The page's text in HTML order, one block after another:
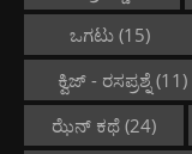
ಒಗಟು(15)
ಕ್ವಿಜ್ - ರಸಪ್ರಶ್ನೆ (11)
ಝೆನ್ ಕಥೆ(24)